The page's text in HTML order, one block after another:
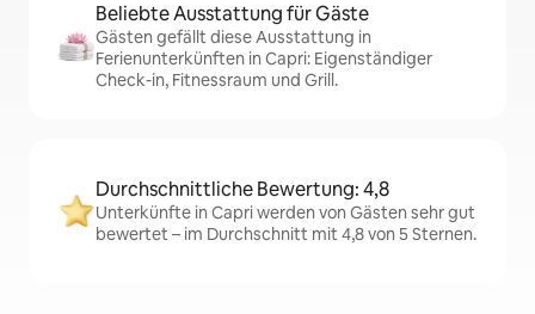
Beliebte Ausstattung für Gäste
Gästen gefällt diese Ausstattung in
Ferienunterkünften in Capri: Eigenständiger
Check-in, Fitnessraum und Grill.
Durchschnittliche Bewertung: 4,8
Unterkünfte in Capri werden von Gästen sehr gut
bewertet – im Durchschnitt mit 4,8 von 5 Sternen.